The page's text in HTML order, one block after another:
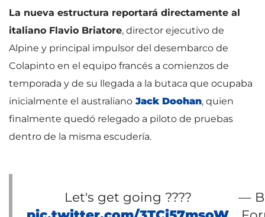
La nueva estructura reportará directamente al
italiano Flavio Briatore, director ejecutivo de
Alpine y principal impulsor del desembarco de
Colapinto en el equipo francés a comienzos de
temporada y de su llegada a la butaca que ocupaba
inicialmente el australiano Jack Doohan, quien
finalmente quedó relegado a piloto de pruebas
dentro de la misma escudería.
Let's get going ????
—